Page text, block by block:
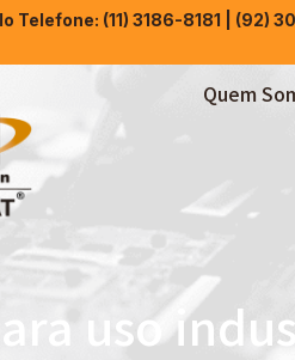
Telefone: (11) 3186-8181 | (92)
Quem
uso